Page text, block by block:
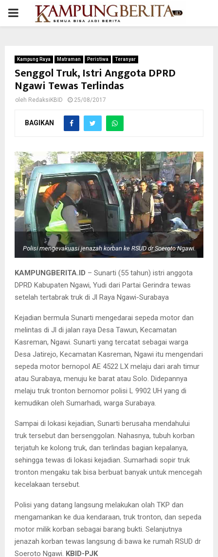
PRIMARY
Kampung Raya Matraman Peristiwa Teranyar
Senggol Truk, Istri Anggota DPRD
Ngawi Tewas Terlindas
oleh RedaksiKBID 25/08/2017
BAGIKAN
Polisi mengevakuasi jenazah korban ke RSUD dr Soeroto Ngawi.
KAMPUNGBERITA.ID – Sunarti (55 tahun) istri anggota
DPRD Kabupaten Ngawi, Yudi dari Partai Gerindra tewas
setelah tertabrak truk di Jl Raya Ngawi-Surabaya
Kejadian bermula Sunarti mengedarai sepeda motor dan
melintas di Jl di jalan raya Desa Tawun, Kecamatan
Kasreman, Ngawi. Sunarti yang tercatat sebagai warga
Desa Jatirejo, Kecamatan Kasreman, Ngawi itu mengendari
sepeda motor bernopol AE 4522 LX melaju dari arah timur
atau Surabaya, menuju ke barat atau Solo. Didepannya
melaju truk tronton bernomor polisi L 9902 UH yang di
kemudikan oleh Sumarhadi, warga Surabaya.
Sampai di lokasi kejadian, Sunarti berusaha mendahului
truk tersebut dan bersenggolan. Nahasnya, tubuh korban
terjatuh ke kolong truk, dan terlindas bagian kepalanya,
sehingga tewas di lokasi kejadian. Sumarhadi sopir truk
tronton mengaku tak bisa berbuat banyak untuk mencegah
kecelakaan tersebut.
Polisi yang datang langsung melakukan olah TKP dan
mengamankan ke dua kendaraan, truk tronton, dan sepeda
motor milik korban sebagai barang bukti. Selanjutnya
jenazah korban tewas langsung di bawa ke rumah RSUD dr
Soeroto Ngawi. KBID-PJK